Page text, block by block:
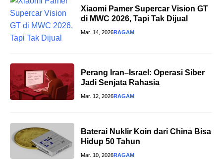
Xiaomi Pamer Supercar Vision GT
di MWC 2026, Tapi Tak Dijual
Mar. 14, 2026RAGAM
Perang Iran–Israel: Operasi Siber
Jadi Senjata Rahasia
Mar. 12, 2026RAGAM
Baterai Nuklir Koin dari China Bisa
Hidup 50 Tahun
Mar. 10, 2026RAGAM